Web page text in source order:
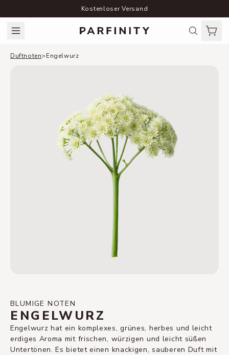
Kostenloser Versand
Duftnoten>Engelwurz
BLUMIGE NOTEN
ENGELWURZ
Engelwurz hat ein komplexes, grünes, herbes und leicht
erdiges Aroma mit frischen, würzigen und leicht süßen
Untertönen. Es bietet einen knackigen, sauberen Duft mit